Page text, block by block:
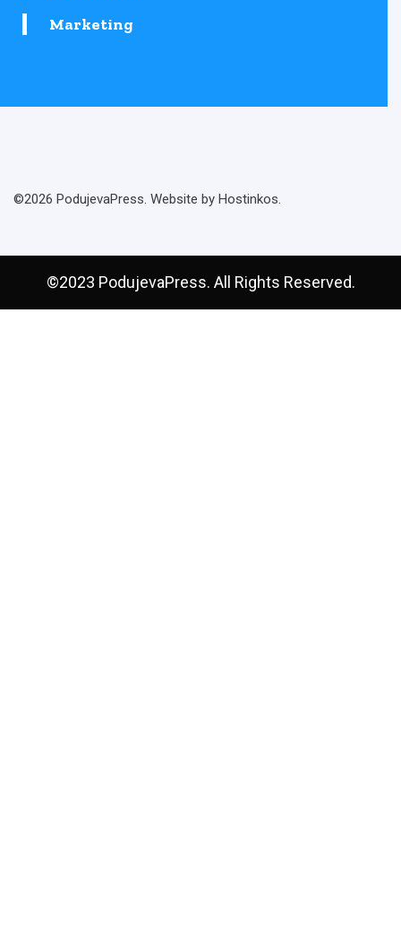
Marketing
©2026 PodujevaPress. Website by Hostinkos.
©2023 PodujevaPress. All Rights Reserved.